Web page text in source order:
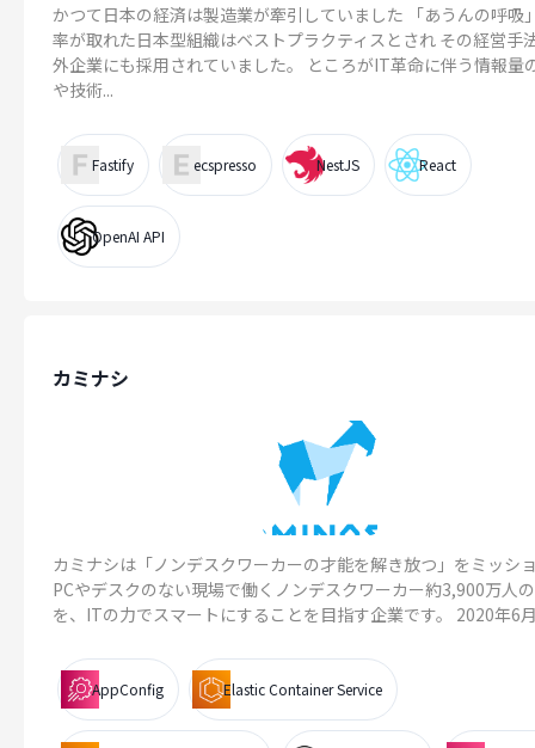
かつて日本の経済は製造業が牽引していました 「あうんの呼吸
率が取れた日本型組織はベストプラクティスとされ その経営手
外企業にも採用されていました。 ところがIT革命に伴う情報量
や技術...
Fastify ecspresso NestJS React
OpenAI API
カミナシ
カミナシは「ノンデスクワーカーの才能を解き放つ」をミッシ
PCやデスクのない現場で働くノンデスクワーカー約3,900万人
を、ITの力でスマートにすることを目指す企業です。 2020年6
AppConfig Elastic Container Service